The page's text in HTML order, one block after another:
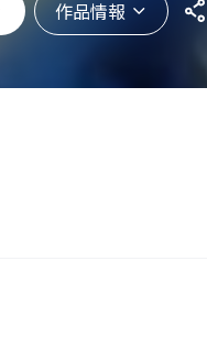
作品情報